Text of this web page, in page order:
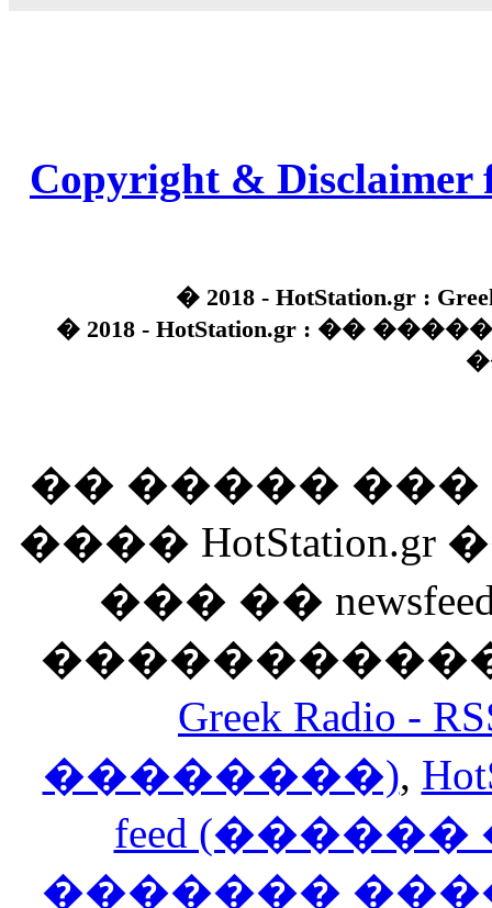
Copyright & Disclaimer
� 2018 - HotStation.gr :
� 2018 - HotStation.gr : ��
�� �����
����
��� ��
Greek Radio
��������),
feed
�������